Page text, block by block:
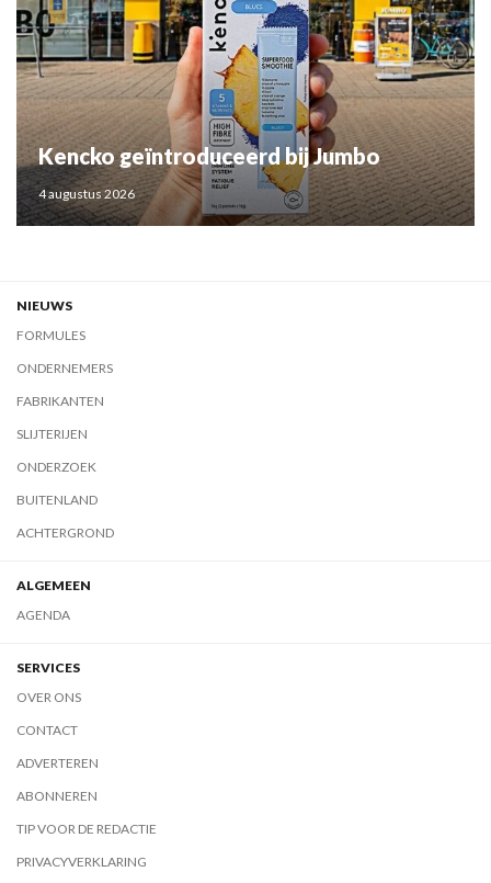
Kencko geïntroduceerd bij Jumbo
4 augustus 2026
NIEUWS
FORMULES
ONDERNEMERS
FABRIKANTEN
SLIJTERIJEN
ONDERZOEK
BUITENLAND
ACHTERGROND
ALGEMEEN
AGENDA
SERVICES
OVER ONS
CONTACT
ADVERTEREN
ABONNEREN
TIP VOOR DE REDACTIE
PRIVACYVERKLARING